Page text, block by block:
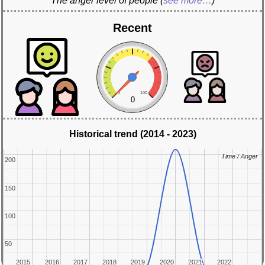
Recent
0 100
0
Historical trend (2014 - 2023)
2015
2015 2016
2016 2017
2017 2018
2018 2019
2019 2020
2020 2021
2021 2022
2022
50
50
100
100
150
150
200
200 Time / Anger
Time / Anger